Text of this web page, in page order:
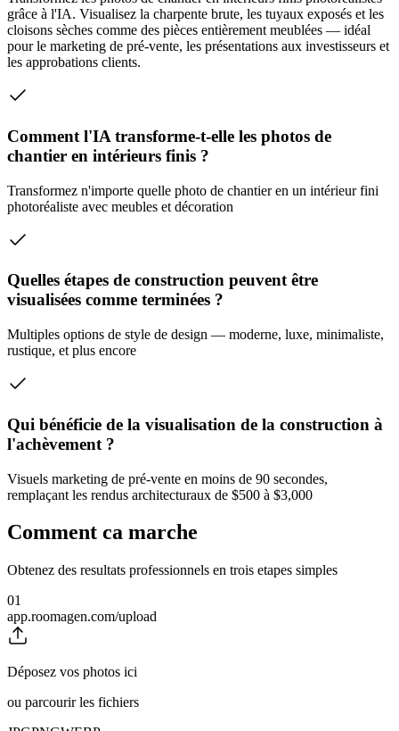
grâce à l'IA. Visualisez la charpente brute, les tuyaux exposés et les
cloisons sèches comme des pièces entièrement meublées — idéal
pour le marketing de pré-vente, les présentations aux investisseurs et
les approbations clients.
Comment l'IA transforme-t-elle les photos de
chantier en intérieurs finis ?
Transformez n'importe quelle photo de chantier en un intérieur fini
photoréaliste avec meubles et décoration
Quelles étapes de construction peuvent être
visualisées comme terminées ?
Multiples options de style de design — moderne, luxe, minimaliste,
rustique, et plus encore
Qui bénéficie de la visualisation de la construction à
l'achèvement ?
Visuels marketing de pré-vente en moins de 90 secondes,
remplaçant les rendus architecturaux de $500 à $3,000
Comment ca marche
Obtenez des resultats professionnels en trois etapes simples
01
app.roomagen.com/upload
Déposez vos photos ici
ou parcourir les fichiers